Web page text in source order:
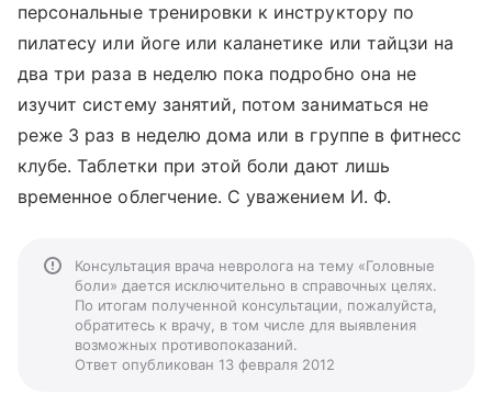
персональные тренировки к инструктору по
пилатесу или йоге или каланетике или тайцзи на
два три раза в неделю пока подробно она не
изучит систему занятий, потом заниматься не
реже 3 раз в неделю дома или в группе в фитнесс
клубе. Таблетки при этой боли дают лишь
временное облегчение. С уважением И. Ф.
Консультация врача невролога на тему «Головные
боли» дается исключительно в справочных целях.
По итогам полученной консультации, пожалуйста,
обратитесь к врачу, в том числе для выявления
возможных противопоказаний.
Ответ опубликован 13 февраля 2012